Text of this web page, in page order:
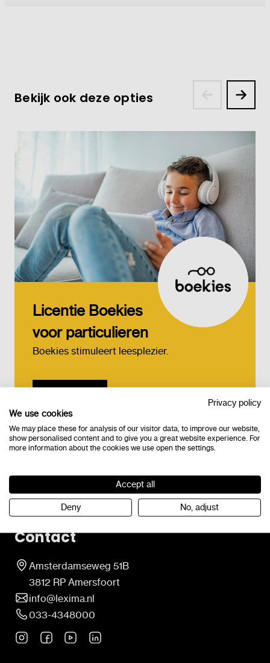
Bekijk ook deze opties
Licentie Boekies
voor particulieren
Boekies stimuleert leesplezier.
Contact
Amsterdamseweg 51B
3812 RP Amersfoort
info@lexima.nl
033-4348000
Privacy policy
We use cookies
We may place these for analysis of our visitor data, to improve our website,
show personalised content and to give you a great website experience. For
more information about the cookies we use open the settings.
Accept all
Deny No, adjust